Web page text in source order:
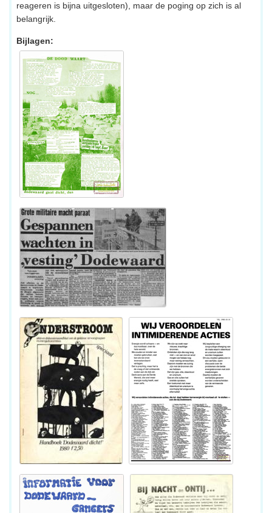
reageren is bijna uitgesloten), maar de poging op zich is al
belangrijk.
Bijlagen: